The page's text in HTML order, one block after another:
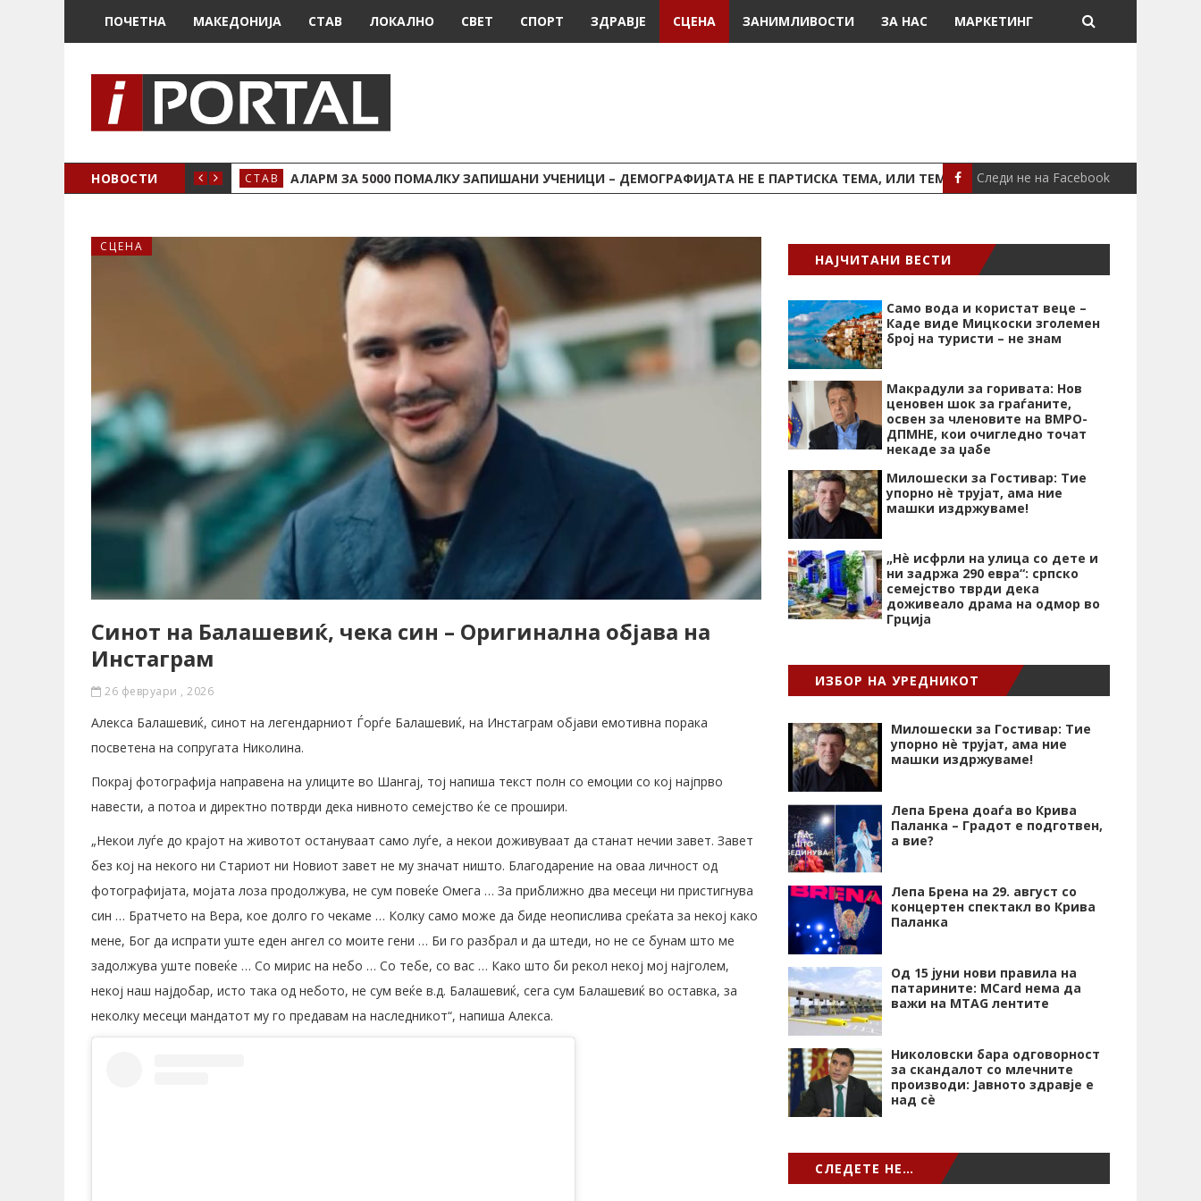
ПОЧЕТНА МАКЕДОНИЈА СТАВ ЛОКАЛНО СВЕТ СПОРТ ЗДРАВЈЕ СЦЕНА ЗАНИМЛИВОСТИ ЗА НАС МАРКЕТИНГ
НОВОСТИ СТАВ АЛАРМ ЗА 5000 ПОМАЛКУ ЗАПИШАНИ УЧЕНИЦИ – ДЕМОГРАФИЈАТА НЕ Е ПАРТИСКА ТЕМА, ИЛИ ТЕМА ЗА ПОД ТЕПИХ СВЕТ НОВИ УСЛОВИ ЗА
Следи не на Facebook
СЦЕНА
Синот на Балашевиќ, чека син – Оригинална објава на
Инстаграм
26 февруари , 2026
Алекса Балашевиќ, синот на легендарниот Ѓорѓе Балашевиќ, на Инстаграм објави емотивна порака
посветена на сопругата Николина.
Покрај фотографија направена на улиците во Шангај, тој напиша текст полн со емоции со кој најпрво
навести, а потоа и директно потврди дека нивното семејство ќе се прошири.
„Некои луѓе до крајот на животот остануваат само луѓе, а некои доживуваат да станат нечии завет. Завет
без кој на некого ни Стариот ни Новиот завет не му значат ништо. Благодарение на оваа личност од
фотографијата, мојата лоза продолжува, не сум повеќе Омега … За приближно два месеци ни пристигнува
син … Братчето на Вера, кое долго го чекаме … Колку само може да биде неопислива среќата за некој како
мене, Бог да испрати уште еден ангел со моите гени … Би го разбрал и да штеди, но не се бунам што ме
задолжува уште повеќе … Со мирис на небо … Со тебе, со вас … Како што би рекол некој мој најголем,
некој наш најдобар, исто така од небото, не сум веќе в.д. Балашевиќ, сега сум Балашевиќ во оставка, за
неколку месеци мандатот му го предавам на наследникот“, напиша Алекса.
НАЈЧИТАНИ ВЕСТИ
Само вода и користат веце –
Каде виде Мицкоски зголемен
број на туристи – не знам
Макрадули за горивата: Нов
ценовен шок за граѓаните,
освен за членовите на ВМРО-
ДПМНЕ, кои очигледно точат
некаде за џабе
Милошески за Гостивар: Тие
упорно нѐ трујат, ама ние
машки издржуваме!
„Нѐ исфрли на улица со дете и
ни задржа 290 евра“: српско
семејство тврди дека
доживеало драма на одмор во
Грција
ИЗБОР НА УРЕДНИКОТ
Милошески за Гостивар: Тие
упорно нѐ трујат, ама ние
машки издржуваме!
Лепа Брена доаѓа во Крива
Паланка – Градот е подготвен,
а вие?
Лепа Брена на 29. август со
концертен спектакл во Крива
Паланка
Од 15 јуни нови правила на
патарините: MCard нема да
важи на MTAG лентите
Николовски бара одговорност
за скандалот со млечните
производи: Јавното здравје е
над сѐ
СЛЕДЕТЕ НЕ…